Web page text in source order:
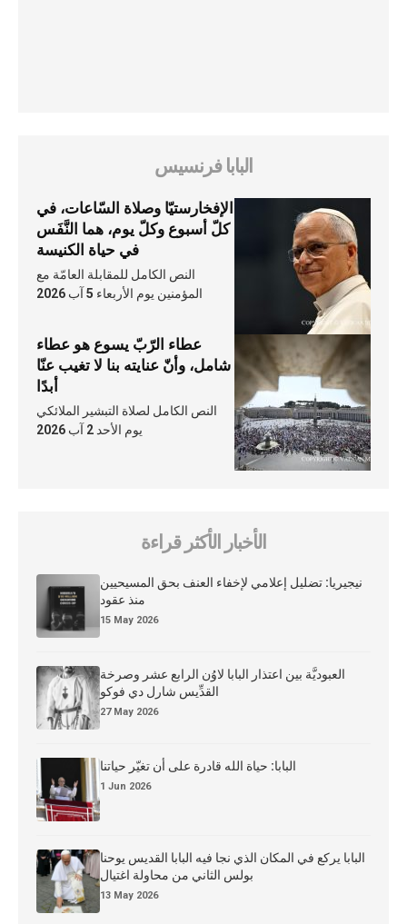
البابا فرنسيس
الإفخارستيّا وصلاة السّاعات، في
كلّ أسبوع وكلّ يوم، هما النَّفَس
في حياة الكنيسة
النص الكامل للمقابلة العامّة مع
المؤمنين يوم الأربعاء 5 آب 2026
عطاء الرّبّ يسوع هو عطاء
شامل، وأنّ عنايته بنا لا تغيب عنّا
أبدًا
النص الكامل لصلاة التبشير الملائكي
يوم الأحد 2 آب 2026
الأخبار الأكثر قراءة
نيجيريا: تضليل إعلامي لإخفاء العنف بحق المسيحيين
منذ عقود
15 May 2026
العبوديَّة بين اعتذار البابا لاوُن الرابع عشر وصرخة
القدِّيس شارل دي فوكو
27 May 2026
البابا: حياة الله قادرة على أن تغيّر حياتنا
1 Jun 2026
البابا يركع في المكان الذي نجا فيه البابا القديس يوحنا
بولس الثاني من محاولة اغتيال
13 May 2026